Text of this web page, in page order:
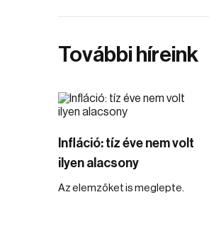
További híreink
Infláció: tíz éve nem volt
ilyen alacsony
Az elemzőket is meglepte.